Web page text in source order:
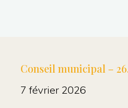
Conseil municipal –
7 février 2026